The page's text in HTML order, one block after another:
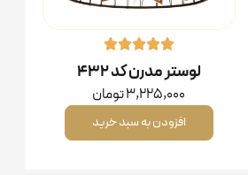
لوستر مدرن کد ۴۳۲
3,225,000تومان
افزودن به سبد خرید